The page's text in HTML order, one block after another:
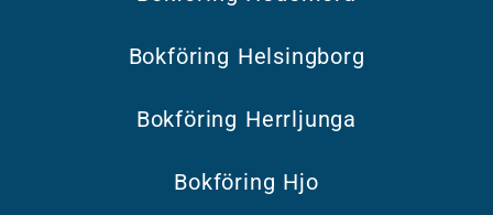
Bokföring Helsingborg
Bokföring Herrljunga
Bokföring Hjo